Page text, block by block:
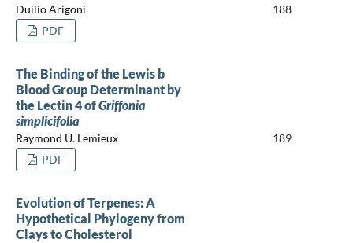
Duilio Arigoni
188
PDF
The Binding of the Lewis b
Blood Group Determinant by
the Lectin 4 ofGriffonia
simplicifolia
Raymond U. Lemieux
189
PDF
Evolution of Terpenes: A
Hypothetical Phylogeny from
Clays to Cholesterol